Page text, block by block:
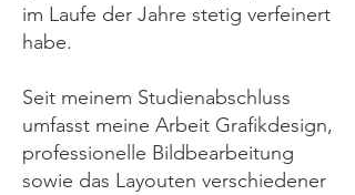
im Laufe der Jahre stetig verfeinert
habe.
Seit meinem Studienabschluss
umfasst meine Arbeit Grafikdesign,
professionelle Bildbearbeitung
sowie das Layouten verschiedener